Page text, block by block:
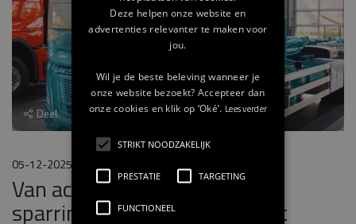
Deel
05-12-2025
Van accountmanager tot
sparringspartner: Thijs maakt
Deze helpen onze website en
advertenties relevanter te maken voor
jou.
Wil je de beste beleving wanneer je
onze website bezoekt? Accepteer dan
onze cookies en klik op ‘Oké’. Lees verder
STRIKT NOODZAKELIJK
PRESTATIE TARGETING
FUNCTIONEEL